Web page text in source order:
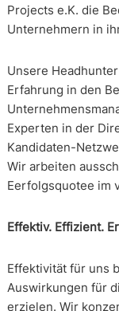
Projects e.K. die
Unternehmern in
Unsere
Erfahrung in den
Experten in der
Kandidaten-
Wir arbeiten
Eerfolgsquotee im
Effektiv. Effizient.
Effektivität für uns
Auswirkungen für
erzielen. Wir